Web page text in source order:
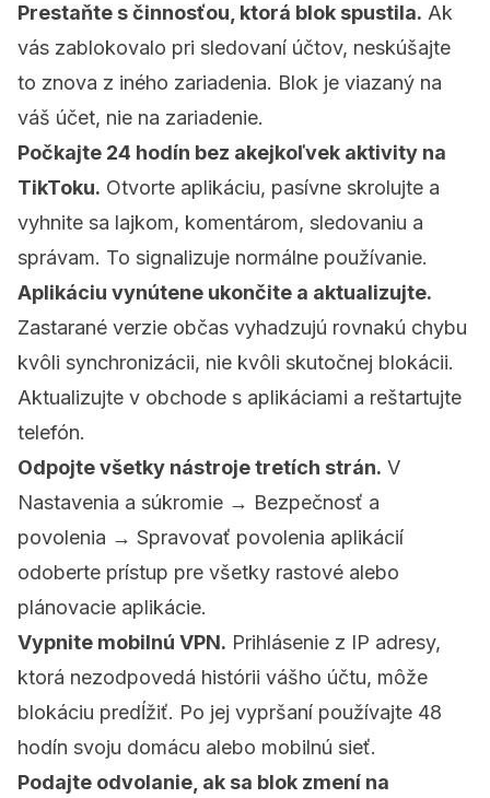
Prestaňte s činnosťou, ktorá blok spustila. Ak
vás zablokovalo pri sledovaní účtov, neskúšajte
to znova z iného zariadenia. Blok je viazaný na
váš účet, nie na zariadenie.
Počkajte 24 hodín bez akejkoľvek aktivity na
TikToku. Otvorte aplikáciu, pasívne skrolujte a
vyhnite sa lajkom, komentárom, sledovaniu a
správam. To signalizuje normálne používanie.
Aplikáciu vynútene ukončite a aktualizujte.
Zastarané verzie občas vyhadzujú rovnakú chybu
kvôli synchronizácii, nie kvôli skutočnej blokácii.
Aktualizujte v obchode s aplikáciami a reštartujte
telefón.
Odpojte všetky nástroje tretích strán. V
Nastavenia a súkromie → Bezpečnosť a
povolenia → Spravovať povolenia aplikácií
odoberte prístup pre všetky rastové alebo
plánovacie aplikácie.
Vypnite mobilnú VPN. Prihlásenie z IP adresy,
ktorá nezodpovedá histórii vášho účtu, môže
blokáciu predĺžiť. Po jej vypršaní používajte 48
hodín svoju domácu alebo mobilnú sieť.
Podajte odvolanie, ak sa blok zmení na